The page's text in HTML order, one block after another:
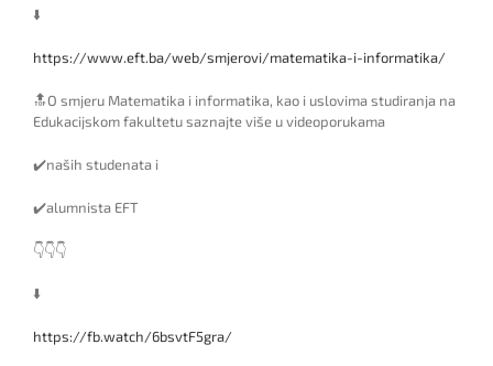
⬇️
https://www.eft.ba/web/smjerovi/matematika-i-informatika/
🔝O smjeru Matematika i informatika, kao i uslovima studiranja na
Edukacijskom fakultetu saznajte više u videoporukama
✔️naših studenata i
✔️alumnista EFT
👇👇👇
⬇️
https://fb.watch/6bsvtF5gra/